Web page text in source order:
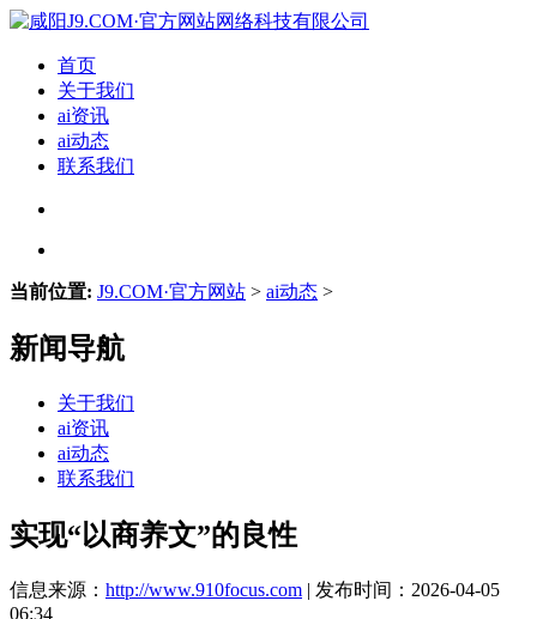
首页
关于我们
ai资讯
ai动态
联系我们
当前位置: J9.COM·官方网站 > ai动态 >
新闻导航
关于我们
ai资讯
ai动态
联系我们
实现“以商养文”的良性
信息来源： http://www.910focus.com | 发布时间：2026-04-05
06:34